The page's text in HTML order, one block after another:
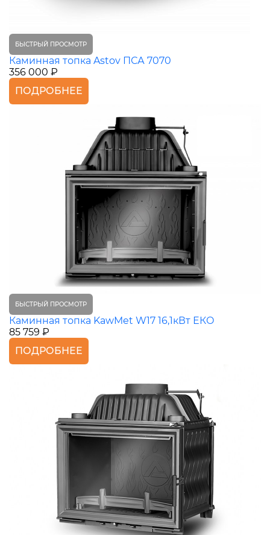
БЫСТРЫЙ ПРОСМОТР
Каминная топка Astov ПСА 7070
356 000 ₽
ПОДРОБНЕЕ
БЫСТРЫЙ ПРОСМОТР
Каминная топка KawMet W17 16,1кВт ЕКО
85 759 ₽
ПОДРОБНЕЕ